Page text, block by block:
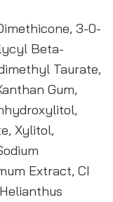
3-0-
Beta-
Taurate,
Gum,
Xylitol,
Extract, CI